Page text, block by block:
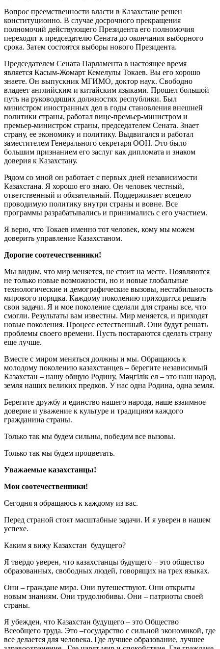
Вопрос преемственности власти в Казахстане решен
конституционно. В случае досрочного прекращения
полномочий действующего Президента его полномочия
переходят к председателю Сената до окончания выборного
срока. Затем состоятся выборы нового Президента.
Председателем Сената Парламента в настоящее время
является Касым-Жомарт Кемелулы Токаев. Вы его хорошо
знаете. Он выпускник МГИМО, доктор наук. Свободно
владеет английским и китайским языками. Прошел большой
путь на руководящих должностях республики. Был
министром иностранных дел в годы становления внешней
политики страны, работал вице-премьер-министром и
премьер-министром страны, председателем Сената. Знает
страну, ее экономику и политику. Выдвигался и работал
заместителем Генерального секретаря ООН. Это было
большим признанием его заслуг как дипломата и знаком
доверия к Казахстану.
Рядом со мной он работает с первых дней независимости
Казахстана. Я хорошо его знаю. Он человек честный,
ответственный и обязательный. Поддерживает всецело
проводимую политику внутри страны и вовне. Все
программы разрабатывались и принимались с его участием.
Я верю, что Токаев именно тот человек, кому мы можем
доверить управление Казахстаном.
Дорогие соотечественники!
Мы видим, что мир меняется, не стоит на месте. Появляются
не только новые возможности, но и новые глобальные
технологические и демографические вызовы, нестабильность
мирового порядка. Каждому поколению приходится решать
свои задачи. Я и мое поколение сделали для страны все, что
смогли. Результаты вам известны. Мир меняется, и приходят
новые поколения. Процесс естественный. Они будут решать
проблемы своего времени. Пусть постараются сделать страну
еще лучше.
Вместе с миром меняться должны и мы. Обращаюсь к
молодому поколению казахстанцев – берегите независимый
Казахстан – нашу общую Родину, Мәңгілік ел – это наш народ,
земля наших великих предков. У нас одна Родина, одна земля.
Берегите дружбу и единство нашего народа, наше взаимное
доверие и уважение к культуре и традициям каждого
гражданина страны.
Только так мы будем сильны, победим все вызовы.
Только так мы будем процветать.
Уважаемые казахстанцы!
Мои соотечественники!
Сегодня я обращаюсь к каждому из вас.
Перед страной стоят масштабные задачи. И я уверен в нашем
успехе.
Каким я вижу Казахстан будущего?
Я твердо уверен, что казахстанцы будущего – это общество
образованных, свободных людей, говорящих на трех языках.
Они – граждане мира. Они путешествуют. Они открыты
новым знаниям. Они трудолюбивы. Они – патриоты своей
страны.
Я убежден, что Казахстан будущего – это Общество
Всеобщего труда. Это –государство с сильной экономикой, где
все делается для человека. Где лучшее образование, лучшее